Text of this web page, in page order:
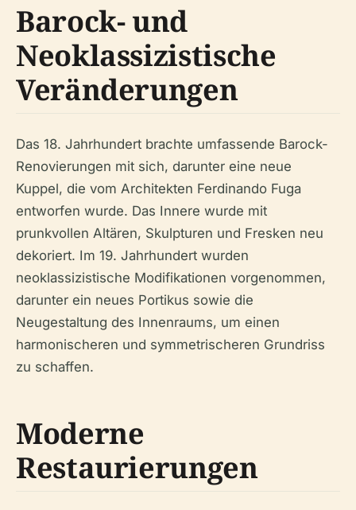
Barock- und
Neoklassizistische
Veränderungen
Das 18. Jahrhundert brachte umfassende Barock-
Renovierungen mit sich, darunter eine neue
Kuppel, die vom Architekten Ferdinando Fuga
entworfen wurde. Das Innere wurde mit
prunkvollen Altären, Skulpturen und Fresken neu
dekoriert. Im 19. Jahrhundert wurden
neoklassizistische Modifikationen vorgenommen,
darunter ein neues Portikus sowie die
Neugestaltung des Innenraums, um einen
harmonischeren und symmetrischeren Grundriss
zu schaffen.
Moderne
Restaurierungen